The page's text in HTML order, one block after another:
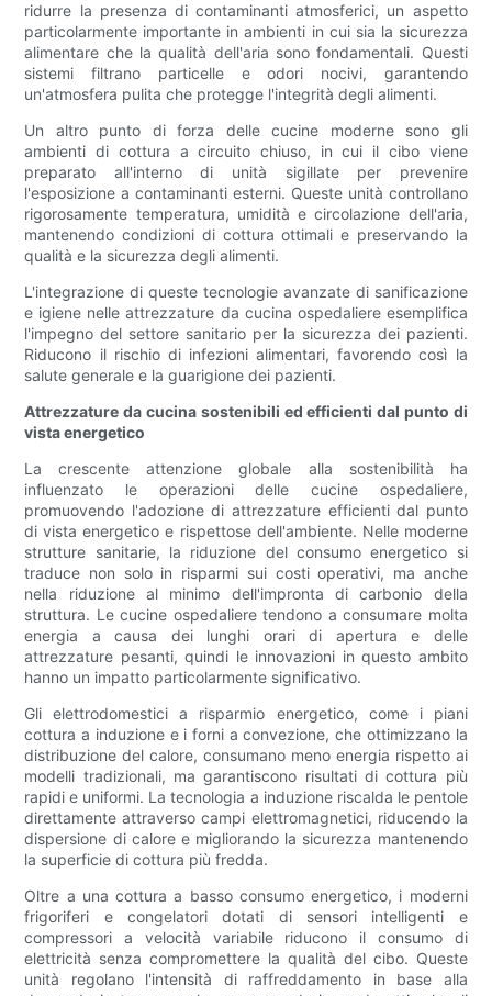
ridurre la presenza di contaminanti atmosferici, un aspetto
particolarmente importante in ambienti in cui sia la sicurezza
alimentare che la qualità dell'aria sono fondamentali. Questi
sistemi filtrano particelle e odori nocivi, garantendo
un'atmosfera pulita che protegge l'integrità degli alimenti.
Un altro punto di forza delle cucine moderne sono gli
ambienti di cottura a circuito chiuso, in cui il cibo viene
preparato all'interno di unità sigillate per prevenire
l'esposizione a contaminanti esterni. Queste unità controllano
rigorosamente temperatura, umidità e circolazione dell'aria,
mantenendo condizioni di cottura ottimali e preservando la
qualità e la sicurezza degli alimenti.
L'integrazione di queste tecnologie avanzate di sanificazione
e igiene nelle attrezzature da cucina ospedaliere esemplifica
l'impegno del settore sanitario per la sicurezza dei pazienti.
Riducono il rischio di infezioni alimentari, favorendo così la
salute generale e la guarigione dei pazienti.
Attrezzature da cucina sostenibili ed efficienti dal punto di
vista energetico
La crescente attenzione globale alla sostenibilità ha
influenzato le operazioni delle cucine ospedaliere,
promuovendo l'adozione di attrezzature efficienti dal punto
di vista energetico e rispettose dell'ambiente. Nelle moderne
strutture sanitarie, la riduzione del consumo energetico si
traduce non solo in risparmi sui costi operativi, ma anche
nella riduzione al minimo dell'impronta di carbonio della
struttura. Le cucine ospedaliere tendono a consumare molta
energia a causa dei lunghi orari di apertura e delle
attrezzature pesanti, quindi le innovazioni in questo ambito
hanno un impatto particolarmente significativo.
Gli elettrodomestici a risparmio energetico, come i piani
cottura a induzione e i forni a convezione, che ottimizzano la
distribuzione del calore, consumano meno energia rispetto ai
modelli tradizionali, ma garantiscono risultati di cottura più
rapidi e uniformi. La tecnologia a induzione riscalda le pentole
direttamente attraverso campi elettromagnetici, riducendo la
dispersione di calore e migliorando la sicurezza mantenendo
la superficie di cottura più fredda.
Oltre a una cottura a basso consumo energetico, i moderni
frigoriferi e congelatori dotati di sensori intelligenti e
compressori a velocità variabile riducono il consumo di
elettricità senza compromettere la qualità del cibo. Queste
unità regolano l'intensità di raffreddamento in base alla